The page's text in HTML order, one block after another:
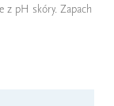
z pH skóry. Zapach